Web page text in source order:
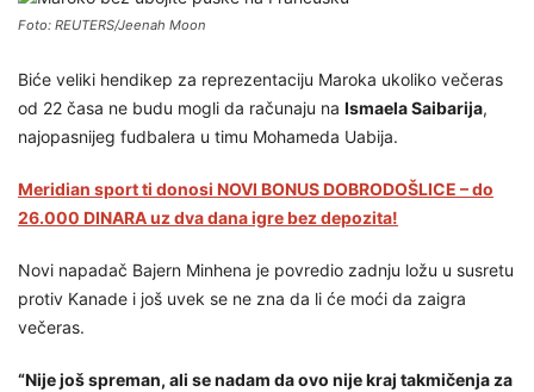
Foto: REUTERS/Jeenah Moon
Biće veliki hendikep za reprezentaciju Maroka ukoliko večeras
od 22 časa ne budu mogli da računaju na Ismaela Saibarija,
najopasnijeg fudbalera u timu Mohameda Uabija.
Meridian sport ti donosi NOVI BONUS DOBRODOŠLICE – do
26.000 DINARA uz dva dana igre bez depozita!
Novi napadač Bajern Minhena je povredio zadnju ložu u susretu
protiv Kanade i još uvek se ne zna da li će moći da zaigra
večeras.
“Nije još spreman, ali se nadam da ovo nije kraj takmičenja za